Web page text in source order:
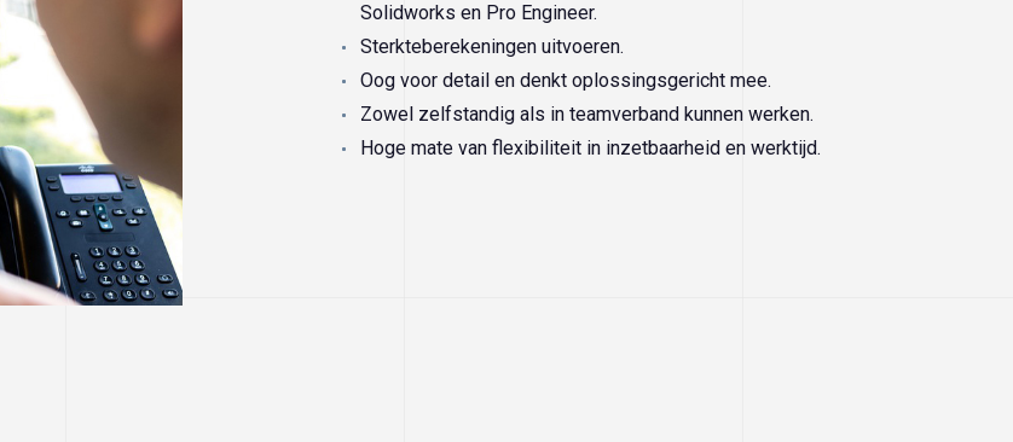
Solidworks en Pro Engineer.
Sterkteberekeningen uitvoeren.
Oog voor detail en denkt oplossingsgericht mee.
Zowel zelfstandig als in teamverband kunnen werken.
Hoge mate van flexibiliteit in inzetbaarheid en werktijd.